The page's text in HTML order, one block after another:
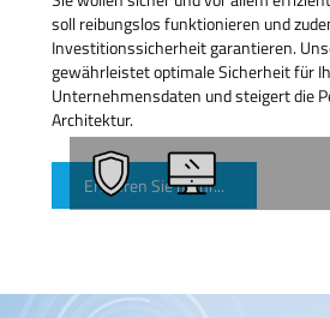
soll reibungslos funktionieren und
Investitionssicherheit garantieren.
gewährleistet optimale Sicherheit für
Unternehmensdaten und steigert die
Architektur.
Erfahren Sie mehr...